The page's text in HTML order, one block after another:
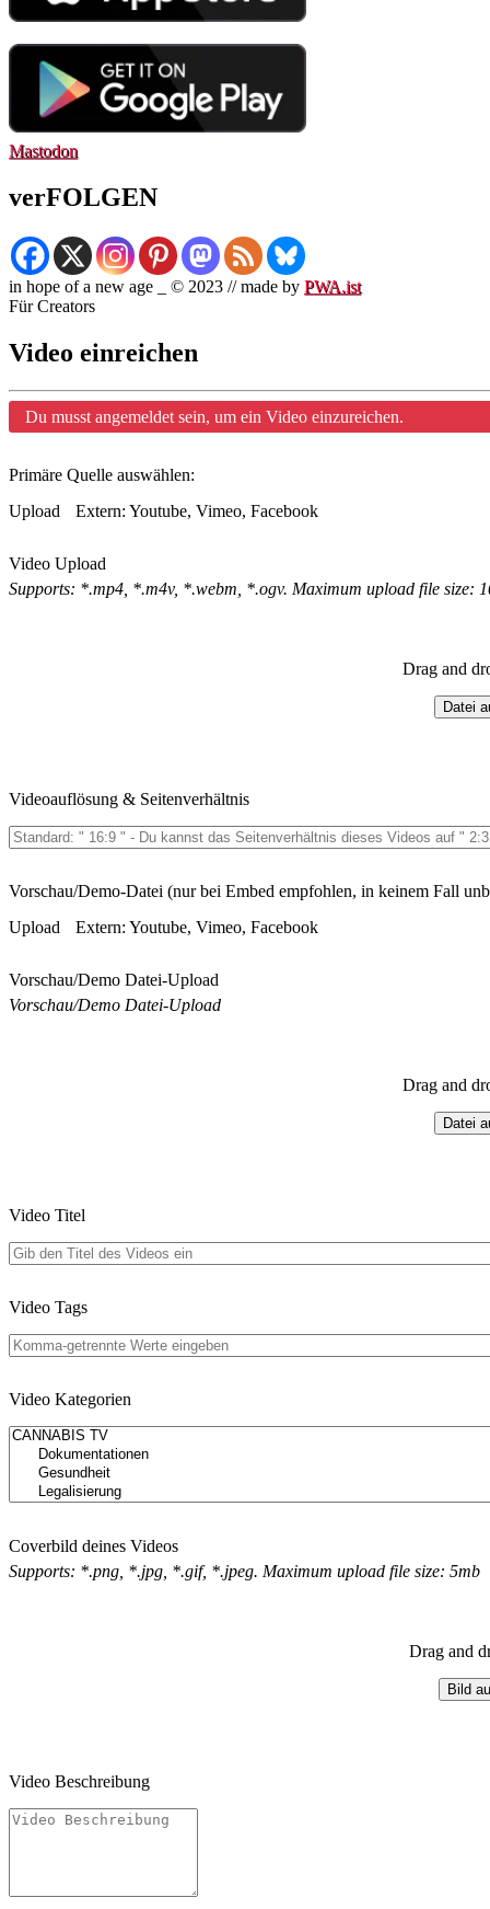
Mastodon
verFOLGEN
in hope of a new age _ © 2023 // made by PWA.ist
Für Creators
Video einreichen
Du musst angemeldet sein, um ein Video einzureichen.
Primäre Quelle auswählen:
Upload
Extern: Youtube, Vimeo, Facebook
Video Upload
Supports: *.mp4, *.m4v, *.webm, *.ogv. Maximum upload file size:
Drag and
Datei
Videoauflösung & Seitenverhältnis
Vorschau/Demo-Datei (nur bei Embed empfohlen, in keinem Fall
Upload
Extern: Youtube, Vimeo, Facebook
Vorschau/Demo Datei-Upload
Vorschau/Demo Datei-Upload
Drag and
Datei
Video Titel
Video Tags
Video Kategorien
Coverbild deines Videos
Supports: *.png, *.jpg, *.gif, *.jpeg. Maximum upload file size: 5mb
Drag and
Bild
Video Beschreibung